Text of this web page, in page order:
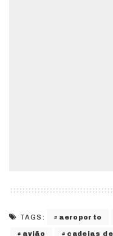
TAGS: aeroporto
avião cadeias